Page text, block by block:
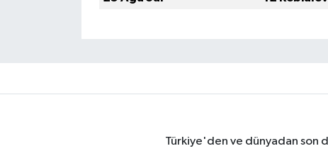
Türkiye'den ve dünyadan son